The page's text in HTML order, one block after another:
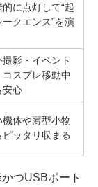
的に点灯して“起
ークエンス”を演
撮影・イベント
コスプレ移動中
安心
機体や薄型小物
ピッタリ収まる
つUSBポート